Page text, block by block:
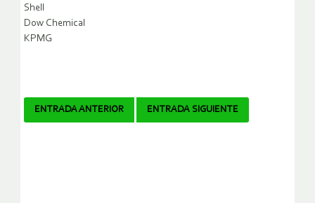
Shell
Dow Chemical
KPMG
Navegador
ENTRADA ANTERIOR ENTRADA SIGUIENTE